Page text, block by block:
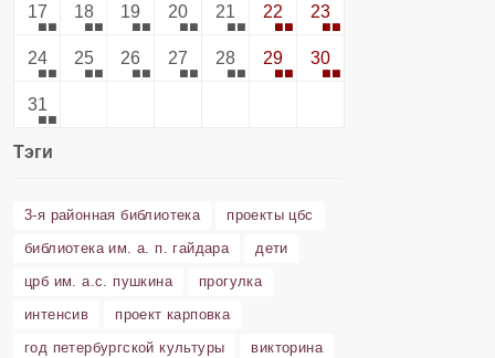
17 18 19 20 21 22 23
24 25 26 27 28 29 30
31
Тэги
3-я районная библиотека
проекты цбс
библиотека им. а. п. гайдара
дети
црб им. а.с. пушкина
прогулка
интенсив
проект карповка
год петербургской культуры
викторина